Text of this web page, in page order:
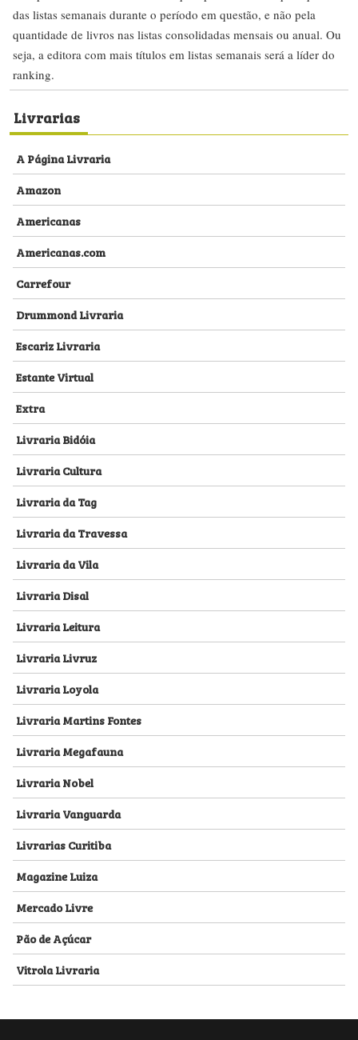
das listas semanais durante o período em questão, e não pela
quantidade de livros nas listas consolidadas mensais ou anual. Ou
seja, a editora com mais títulos em listas semanais será a líder do
ranking.
Livrarias
A Página Livraria
Amazon
Americanas
Americanas.com
Carrefour
Drummond Livraria
Escariz Livraria
Estante Virtual
Extra
Livraria Bidóia
Livraria Cultura
Livraria da Tag
Livraria da Travessa
Livraria da Vila
Livraria Disal
Livraria Leitura
Livraria Livruz
Livraria Loyola
Livraria Martins Fontes
Livraria Megafauna
Livraria Nobel
Livraria Vanguarda
Livrarias Curitiba
Magazine Luiza
Mercado Livre
Pão de Açúcar
Vitrola Livraria